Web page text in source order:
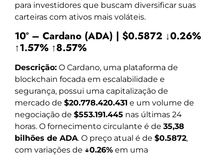
para investidores que buscam diversificar suas
carteiras com ativos mais voláteis.
10º – Cardano (ADA) | $0.5872 ↓0.26%
↑1.57% ↑8.57%
Descrição: O Cardano, uma plataforma de
blockchain focada em escalabilidade e
segurança, possui uma capitalização de
mercado de $20.778.420.431 e um volume de
negociação de $553.191.445 nas últimas 24
horas. O fornecimento circulante é de 35,38
bilhões de ADA. O preço atual é de $0.5872,
com variações de ↓0.26% em uma